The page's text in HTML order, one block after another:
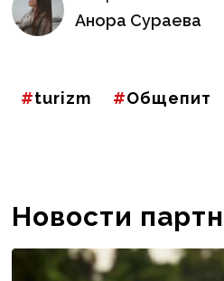
Анора Сураева
turizm Общепит
Новости